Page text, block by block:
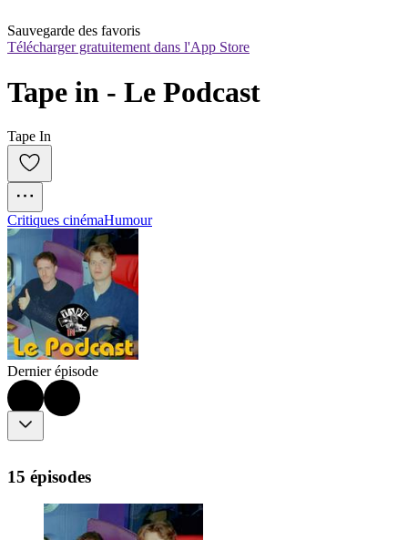
Sauvegarde des favoris
Télécharger gratuitement dans l'App Store
Tape in - Le Podcast
Tape In
Critiques cinémaHumour
Dernier épisode
15 épisodes